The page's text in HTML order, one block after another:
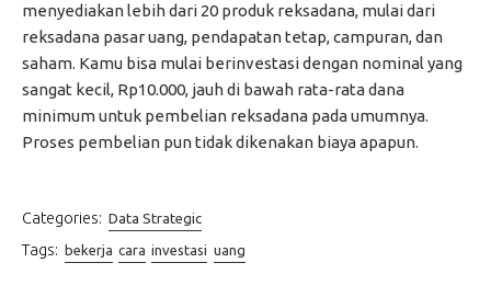
menyediakan lebih dari 20 produk reksadana, mulai dari
reksadana pasar uang, pendapatan tetap, campuran, dan
saham. Kamu bisa mulai berinvestasi dengan nominal yang
sangat kecil, Rp10.000, jauh di bawah rata-rata dana
minimum untuk pembelian reksadana pada umumnya.
Proses pembelian pun tidak dikenakan biaya apapun.
Categories: Data Strategic
Tags: bekerja cara investasi uang